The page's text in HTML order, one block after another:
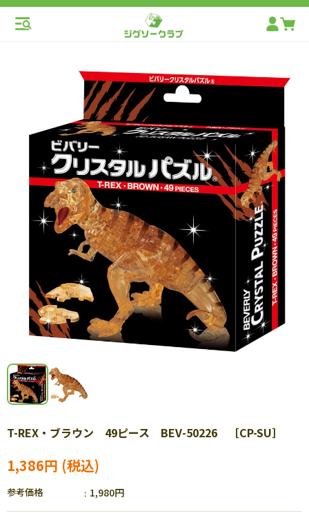
T-REX・ブラウン 49ピース BEV-50226 ［CP-SU］
1,386円
参考価格 1,980円